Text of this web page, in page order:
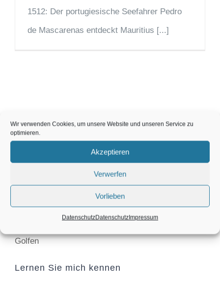
Wir verwenden Cookies, um unsere Website und unseren Service zu
optimieren.
Akzeptieren
Verwerfen
Vorlieben
DatenschutzDatenschutzImpressum
1512: Der portugiesische Seefahrer Pedro
de Mascarenas entdeckt Mauritius [...]
Karin Maier
Diplomierte Energieumfeldberaterin nach der
Yogasolanwissenschaft, Golf Coach,
Life Coach und Turnier Siegerin im Tanzen und im
Golfen
Lernen Sie mich kennen